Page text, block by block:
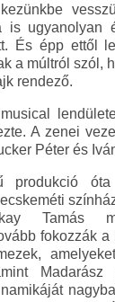
is ugyanolyan
És épp ettől
a múltról szól,
rendező.
A zenei
Péter és
produkció
Tamás
fokozzák a
Madarász